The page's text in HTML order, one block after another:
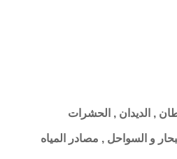
, الديدان , الحشرات
و السواحل , مصادر المياه